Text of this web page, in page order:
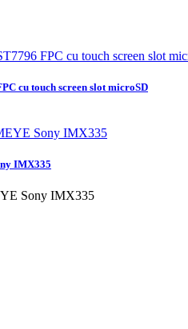
cu touch screen slot microSD
IMX335
Sony IMX335